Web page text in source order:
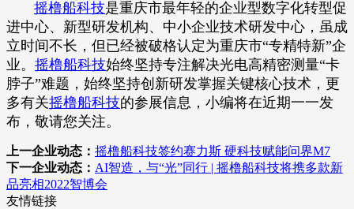
摇橹船科技是重庆市最年轻的企业型数字化转型促
进中心、新型研发机构、中小企业技术研发中心，虽成
立时间不长，但已经被破格认定为重庆市“专精特新”企
业。 摇橹船科技始终坚持专注解决光电高精密测量“卡
脖子”难题，始终坚持创新研发掌握关键核心技术，更
多有关摇橹船科技的参展信息，小编将在近期一一发
布，敬请您关注。
上一企业动态： 摇橹船科技签约赛力斯 硬科技赋能问界M7
下一企业动态： AI智造，与“光”同行 | 摇橹船科技将携多款新
品亮相2022智博会
友情链接